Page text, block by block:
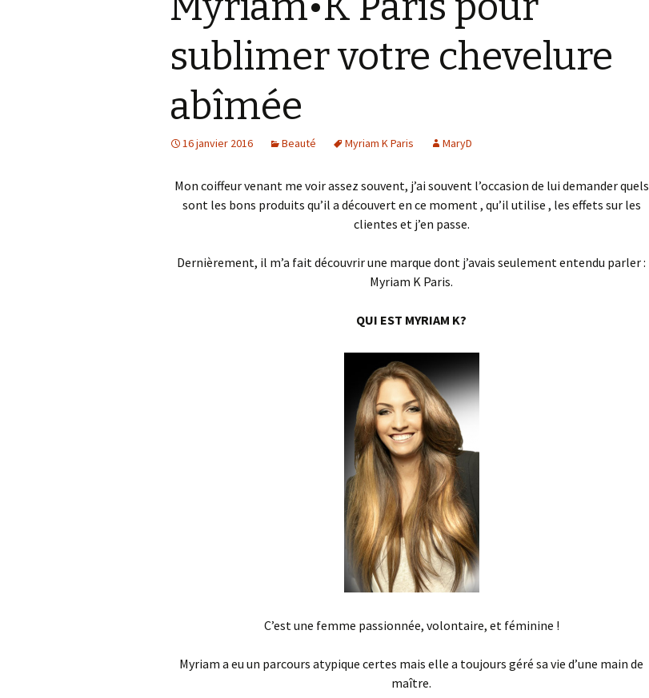
Les petits délices
Bien être de nos
compagnons sur pattes
sublimer votre chevelure
abîmée
16 janvier 2016 Beauté Myriam K Paris MaryD
Mon coiffeur venant me voir assez souvent, j’ai souvent l’occasion de lui demander quels
sont les bons produits qu’il a découvert en ce moment , qu’il utilise , les effets sur les
clientes et j’en passe.
Dernièrement, il m’a fait découvrir une marque dont j’avais seulement entendu parler :
Myriam K Paris.
QUI EST MYRIAM K?
C’est une femme passionnée, volontaire, et féminine !
Myriam a eu un parcours atypique certes mais elle a toujours géré sa vie d’une main de
maître.